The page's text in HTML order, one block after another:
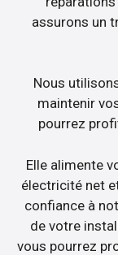
assurons un
Nous
maintenir
pourrez
Elle alimente
électricité net
confiance à
de votre
vous pourrez